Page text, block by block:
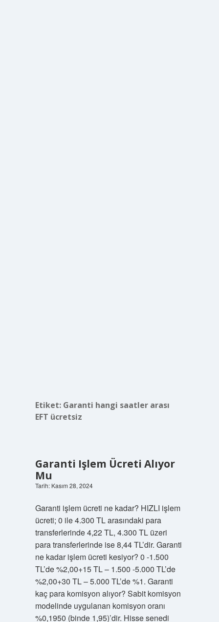
Etiket: Garanti hangi saatler arası
EFT ücretsiz
Garanti Işlem Ücreti Alıyor
Mu
Tarih: Kasım 28, 2024
Garanti işlem ücreti ne kadar? HIZLI işlem
ücreti; 0 ile 4.300 TL arasındaki para
transferlerinde 4,22 TL, 4.300 TL üzeri
para transferlerinde ise 8,44 TL’dir. Garanti
ne kadar işlem ücreti kesiyor? 0 -1.500
TL’de %2,00+15 TL – 1.500 -5.000 TL’de
%2,00+30 TL – 5.000 TL’de %1. Garanti
kaç para komisyon alıyor? Sabit komisyon
modelinde uygulanan komisyon oranı
%0,1950 (binde 1,95)’dir. Hisse senedi